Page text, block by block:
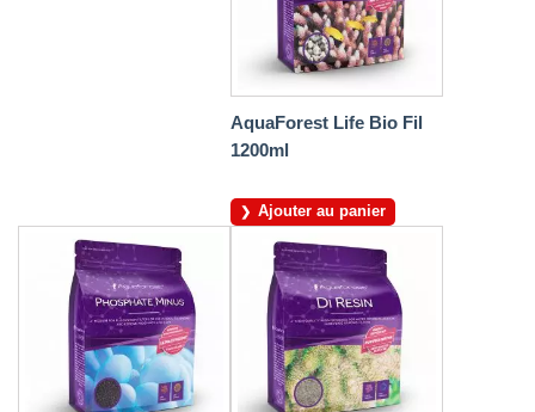
AquaForest Life Bio Fil
1200ml
Ajouter au panier